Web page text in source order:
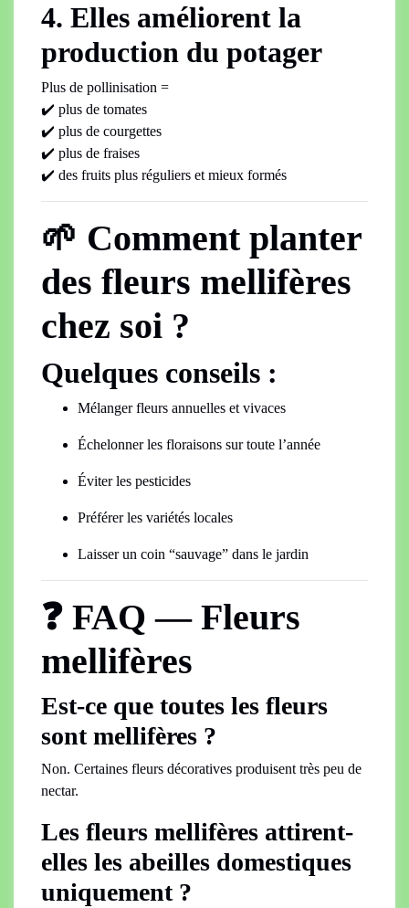
4. Elles améliorent la
production du potager
Plus de pollinisation =
✔️ plus de tomates
✔️ plus de courgettes
✔️ plus de fraises
✔️ des fruits plus réguliers et mieux formés
🌱 Comment planter
des fleurs mellifères
chez soi ?
Quelques conseils :
Mélanger fleurs annuelles et vivaces
Échelonner les floraisons sur toute l’année
Éviter les pesticides
Préférer les variétés locales
Laisser un coin “sauvage” dans le jardin
❓ FAQ — Fleurs
mellifères
Est-ce que toutes les fleurs
sont mellifères ?
Non. Certaines fleurs décoratives produisent très peu de
nectar.
Les fleurs mellifères attirent-
elles les abeilles domestiques
uniquement ?